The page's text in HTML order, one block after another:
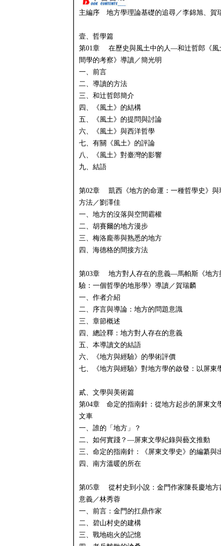
主編序 地方學理論基礎的追尋／李錦旭、賀
壹、哲學篇
第01章 在歷史與風土中的人—和辻哲郎《風
間學的考察》導讀／簡光明
一、前言
二、導讀的方法
三、和辻哲郎簡介
四、《風土》的結構
五、《風土》的提問與討論
六、《風土》與西洋哲學
七、有關《風土》的評論
八、《風土》對臺灣的影響
九、結語
第02章 凱西《地方的命運：一種哲學史》與
方法／劉澤佳
一、地方的沒落與空間霸權
二、胡賽爾的地方漫步
三、梅洛龐蒂與熟悉的地方
四、海德格的間接方法
第03章 地方對人存在的意義—馬帕斯《地方
驗：一個哲學的地形學》導讀／賀瑞麟
一、作者介紹
二、序言與導論：地方的問題意識
三、章節概述
四、總詮釋：地方對人存在的意義
五、本導讀文的結語
六、《地方與經驗》的學術評價
七、《地方與經驗》對地方學的啟發：以屏東
貳、文學與美術篇
第04章 命定的指南針：從地方起步的屏東文
文車
一、誰的「地方」？
二、如何實踐？—屏東文學紀錄與藝文推動
三、命定的指南針：《屏東文學史》的編纂與
四、南方溫暖的所在
第05章 從村史到小說：金門作家陳長慶地方
意義／林秀蓉
一、前言：金門的扛鼎作家
二、碧山村史的建構
三、戰地砲火的記憶